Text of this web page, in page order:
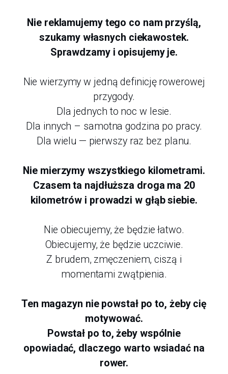
Nie reklamujemy tego co nam przyślą,
szukamy własnych ciekawostek.
Sprawdzamy i opisujemy je.
Nie wierzymy w jedną definicję rowerowej
przygody.
Dla jednych to noc w lesie.
Dla innych – samotna godzina po pracy.
Dla wielu — pierwszy raz bez planu.
Nie mierzymy wszystkiego kilometrami.
Czasem ta najdłuższa droga ma 20
kilometrów i prowadzi w głąb siebie.
Nie obiecujemy, że będzie łatwo.
Obiecujemy, że będzie uczciwie.
Z brudem, zmęczeniem, ciszą i
momentami zwątpienia.
Ten magazyn nie powstał po to, żeby cię
motywować.
Powstał po to, żeby wspólnie
opowiadać, dlaczego warto wsiadać na
rower.